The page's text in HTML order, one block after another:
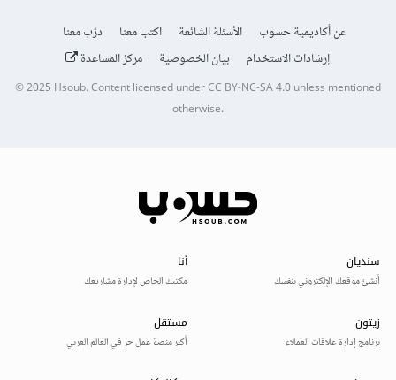
عن أكاديمية حسوب الأسئلة الشائعة اكتب معنا
درّب معنا
إرشادات الاستخدام
بيان الخصوصية مركز المساعدة
© 2025Hsoub.Content licensed underCC BY-NC-SA 4.0unless mentioned
otherwise.